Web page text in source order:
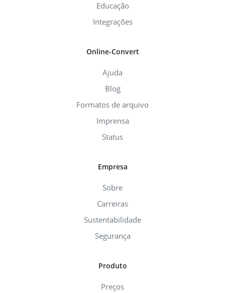
Educação
Integrações
Online-Convert
Ajuda
Blog
Formatos de arquivo
Imprensa
Status
Empresa
Sobre
Carreiras
Sustentabilidade
Segurança
Produto
Preços